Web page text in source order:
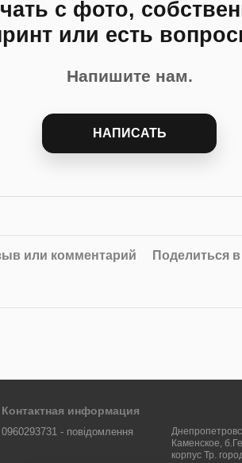
с фото,
или есть
Напишите нам.
НАПИСАТЬ
или комментарий Поделиться
Контактная информация
0960293731 - повідомлення
Каменское,
корпус Тр. город График: Пн-